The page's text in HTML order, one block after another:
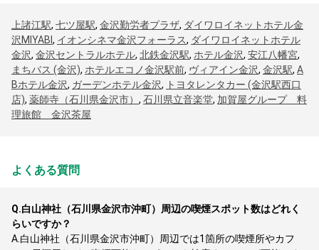
上諸江駅, 七ツ屋駅, 金沢勤労者プラザ, ダイワロイネットホテル金
沢MIYABI , イオンシネマ金沢フォーラス, ダイワロイネットホテル
金沢, 金沢セントラルホテル, 北鉄金沢駅, ホテル金沢, 安江八幡宮,
まちバス (金沢), ホテルエコノ金沢駅前, ヴィアイン金沢, 金沢駅, A
Bホテル金沢, ガーデンホテル金沢, トヨタレンタカー (金沢駅西口
店), 薬師寺（石川県金沢市） , 石川県立音楽堂, 加賀屋グループ 料
理旅館 金沢茶屋
よくある質問
Q.白山神社（石川県金沢市沖町）周辺の喫煙スポット数はどれく
らいですか？
A. 白山神社（石川県金沢市沖町）周辺では1箇所の喫煙所やカフ